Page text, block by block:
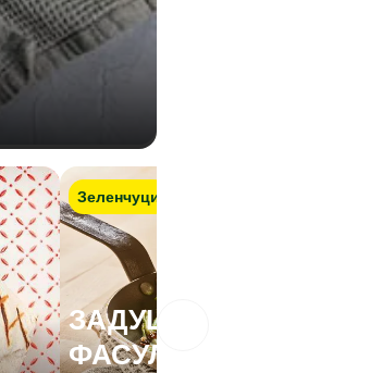
Зеленчуци
ЗАДУШЕН ЗЕЛЕН
ФАСУЛ ПО